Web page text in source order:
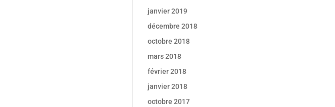
janvier 2019
décembre 2018
octobre 2018
mars 2018
février 2018
janvier 2018
octobre 2017